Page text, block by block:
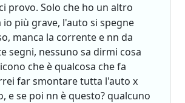
ci provo. Solo che ho un altro
più grave, l'auto si spegne
manca la corrente e nn da
segni, nessuno sa dirmi cosa
che è qualcosa che fa
far smontare tutta l'auto x
e se poi nn è questo? qualcuno